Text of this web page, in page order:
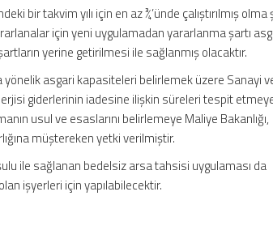
bir takvim yılı için en az ¾’ünde çalıştırılmış olma
için yeni uygulamadan yararlanma şartı
yerine getirilmesi ile sağlanmış olacaktır.
yönelik asgari kapasiteleri belirlemek üzere Sanayi
giderlerinin iadesine ilişkin süreleri tespit
usul ve esaslarını belirlemeye Maliye Bakanlığı,
müştereken yetki verilmiştir.
ile sağlanan bedelsiz arsa tahsisi uygulaması da
işyerleri için yapılabilecektir.